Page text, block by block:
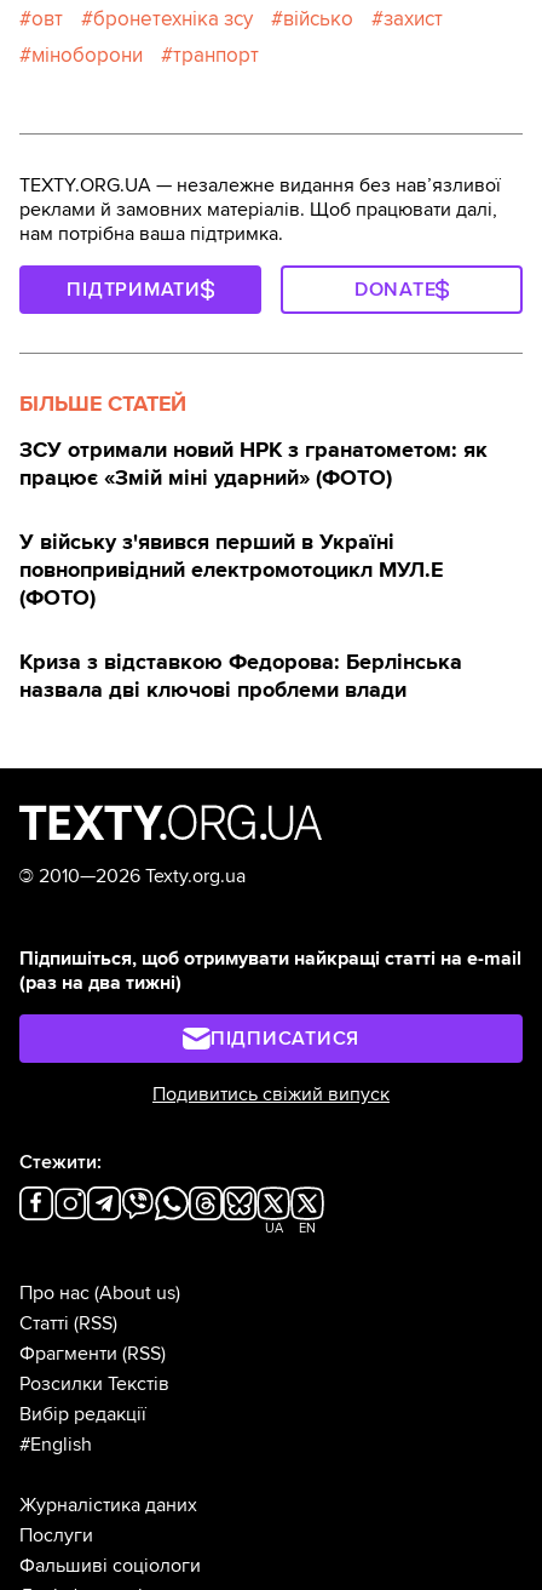
овт бронетехніка зсу військо
захист
міноборони
транпорт
TEXTY.ORG.UA — незалежне видання без навʼязливої
реклами й замовних матеріалів. Щоб працювати далі,
нам потрібна ваша підтримка.
ПІДТРИМАТИ DONATE
БІЛЬШЕ СТАТЕЙ
ЗСУ отримали новий НРК з гранатометом: як
працює «Змій міні ударний» (ФОТО)
У війську з'явився перший в Україні
повнопривідний електромотоцикл МУЛ.Е
(ФОТО)
Криза з відставкою Федорова: Берлінська
назвала дві ключові проблеми влади
© 2010—2026 Texty.org.ua
Підпишіться, щоб отримувати найкращі статті на e-mail
(раз на два тижні)
ПІДПИСАТИСЯ
Подивитись свіжий випуск
Стежити:
UA EN
Про нас (About us)
Статті (RSS)
Фрагменти (RSS)
Розсилки Текстів
Вибір редакції
#English
Журналістика даних
Послуги
Фальшиві соціологи